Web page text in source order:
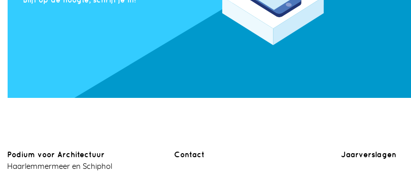
Podium voor Architectuur
Haarlemmermeer en Schiphol
Contact Jaarverslagen